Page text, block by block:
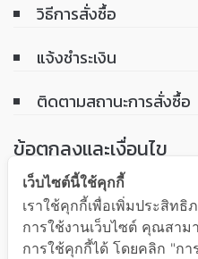
วิธีการสั่งซื้อ
แจ้งชำระเงิน
ติดตามสถานะการสั่งซื้อ
ข้อตกลงและเงื่อนไข
เงื่อนไขการรับประกันสิน
นโยบายความเป็นส่วนตัว
เว็บไซต์นี้ใช้คุกกี้
เราใช้คุกกี้เพื่อเพิ่มประสิท
การใช้งานเว็บไซต์ คุณสาม
การใช้คุกกี้ได้ โดยคลิก "กา